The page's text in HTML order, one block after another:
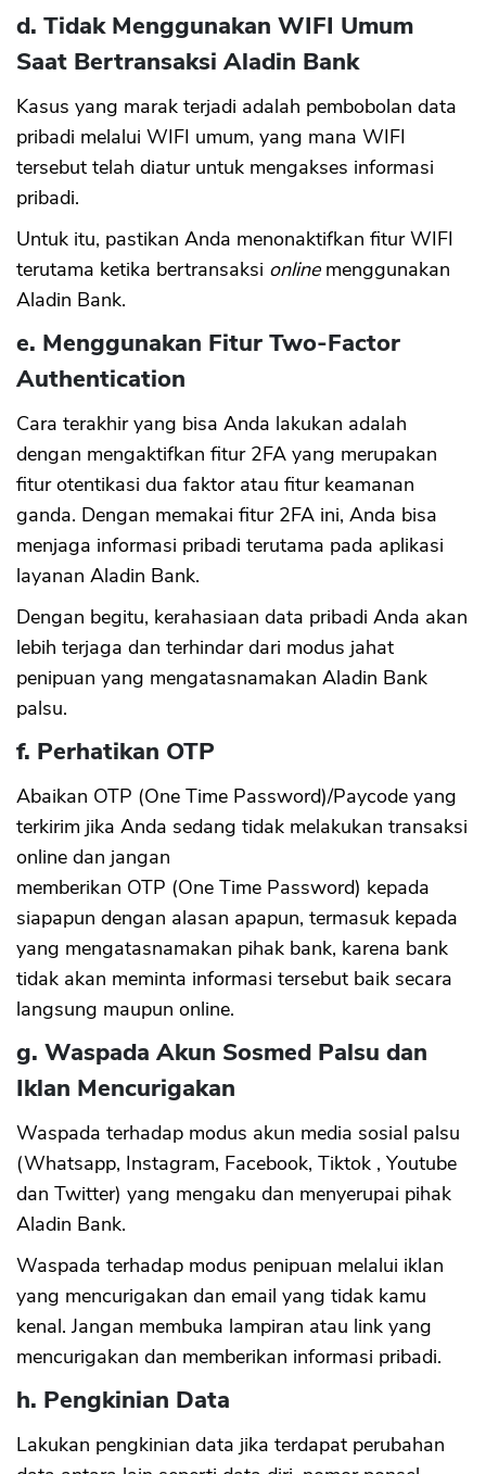
d. Tidak Menggunakan WIFI Umum
Saat Bertransaksi Aladin Bank
Kasus yang marak terjadi adalah pembobolan data
pribadi melalui WIFI umum, yang mana WIFI
tersebut telah diatur untuk mengakses informasi
pribadi.
Untuk itu, pastikan Anda menonaktifkan fitur WIFI
terutama ketika bertransaksi onlinemenggunakan
Aladin Bank.
e. Menggunakan Fitur Two-Factor
Authentication
Cara terakhir yang bisa Anda lakukan adalah
dengan mengaktifkan fitur 2FA yang merupakan
fitur otentikasi dua faktor atau fitur keamanan
ganda. Dengan memakai fitur 2FA ini, Anda bisa
menjaga informasi pribadi terutama pada aplikasi
layanan Aladin Bank.
Dengan begitu, kerahasiaan data pribadi Anda akan
lebih terjaga dan terhindar dari modus jahat
penipuan yang mengatasnamakan Aladin Bank
palsu.
f. Perhatikan OTP
Abaikan OTP (One Time Password)/Paycode yang
terkirim jika Anda sedang tidak melakukan transaksi
online dan jangan
memberikan OTP (One Time Password) kepada
siapapun dengan alasan apapun, termasuk kepada
yang mengatasnamakan pihak bank, karena bank
tidak akan meminta informasi tersebut baik secara
langsung maupun online.
g. Waspada Akun Sosmed Palsu dan
Iklan Mencurigakan
Waspada terhadap modus akun media sosial palsu
(Whatsapp, Instagram, Facebook, Tiktok , Youtube
dan Twitter) yang mengaku dan menyerupai pihak
Aladin Bank.
Waspada terhadap modus penipuan melalui iklan
yang mencurigakan dan email yang tidak kamu
kenal. Jangan membuka lampiran atau link yang
mencurigakan dan memberikan informasi pribadi.
h. Pengkinian Data
Lakukan pengkinian data jika terdapat perubahan